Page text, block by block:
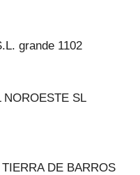
grande 1102
SL
DE BARROS